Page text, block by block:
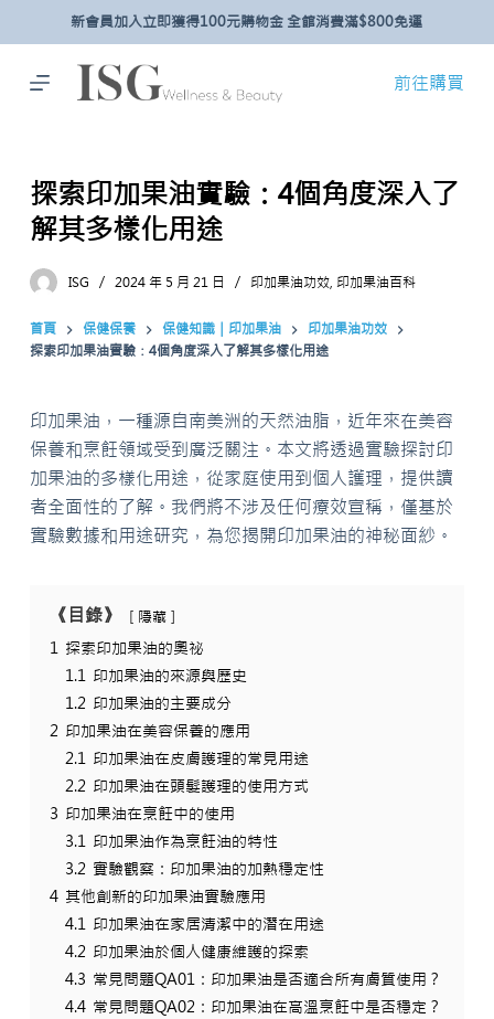
主
新會員加入立即獲得100元購物金 全館消費滿$800免運
前往購買
探索印加果油實驗：4個角度深入了
解其多樣化用途
ISG 2024 年 5 月 21 日 印加果油功效, 印加果油百科
首頁 保健保養 保健知識｜印加果油
印加果油功效
探索印加果油實驗：4個角度深入了解其多樣化用途
印加果油，一種源自南美洲的天然油脂，近年來在美容
保養和烹飪領域受到廣泛關注。本文將透過實驗探討印
加果油的多樣化用途，從家庭使用到個人護理，提供讀
者全面性的了解。我們將不涉及任何療效宣稱，僅基於
實驗數據和用途研究，為您揭開印加果油的神秘面紗。
《目錄》 隱藏
1 探索印加果油的奧祕
1.1 印加果油的來源與歷史
1.2 印加果油的主要成分
2 印加果油在美容保養的應用
2.1 印加果油在皮膚護理的常見用途
2.2 印加果油在頭髮護理的使用方式
3 印加果油在烹飪中的使用
3.1 印加果油作為烹飪油的特性
3.2 實驗觀察：印加果油的加熱穩定性
4 其他創新的印加果油實驗應用
4.1 印加果油在家居清潔中的潛在用途
4.2 印加果油於個人健康維護的探索
4.3 常見問題QA01：印加果油是否適合所有膚質使用？
4.4 常見問題QA02：印加果油在高溫烹飪中是否穩定？